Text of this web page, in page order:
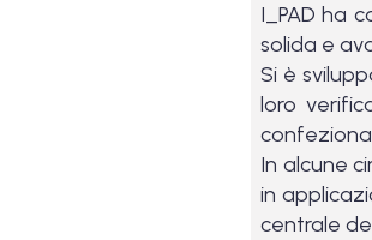
I_PAD ha
solida e
Si è
loro
In alcune
in
centrale